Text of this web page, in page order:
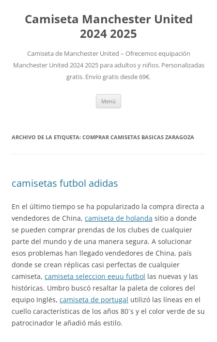
Camiseta Manchester United
2024 2025
Camiseta de Manchester United – Ofrecemos equipación
Manchester United 2024 2025 para adultos y niños. Personalizadas
gratis. Envío gratis desde 69€.
Menú
ARCHIVO DE LA ETIQUETA: COMPRAR CAMISETAS BASICAS ZARAGOZA
camisetas futbol adidas
En el último tiempo se ha popularizado la compra directa a
vendedores de China, camiseta de holanda sitio a donde
se pueden comprar prendas de los clubes de cualquier
parte del mundo y de una manera segura. A solucionar
esos problemas han llegado vendedores de China, país
donde se crean réplicas casi perfectas de cualquier
camiseta, camiseta seleccion eeuu futbol las nuevas y las
históricas. Umbro buscó resaltar la paleta de colores del
equipo Inglés, camiseta de portugal utilizó las líneas en el
cuello características de los años 80´s y el color verde de su
patrocinador le añadió más estilo.